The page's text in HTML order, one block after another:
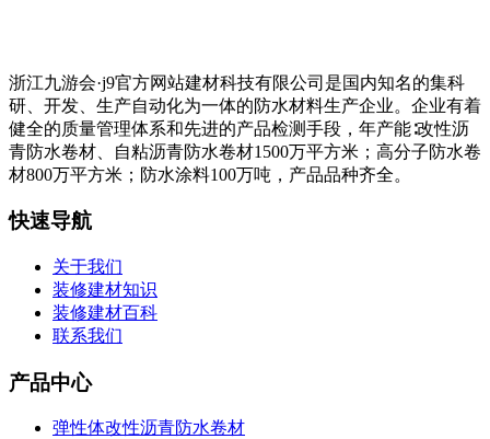
浙江九游会·j9官方网站建材科技有限公司是国内知名的集科
研、开发、生产自动化为一体的防水材料生产企业。企业有着
健全的质量管理体系和先进的产品检测手段，年产能∶改性沥
青防水卷材、自粘沥青防水卷材1500万平方米；高分子防水卷
材800万平方米；防水涂料100万吨，产品品种齐全。
快速导航
关于我们
装修建材知识
装修建材百科
联系我们
产品中心
弹性体改性沥青防水卷材